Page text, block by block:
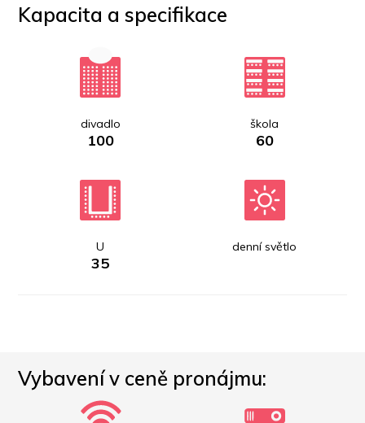
Kapacita a specifikace
divadlo
100
škola
60
U
35
denní světlo
Vybavení v ceně pronájmu: